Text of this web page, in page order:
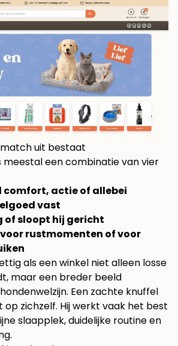
uit bestaat
meestal een combinatie van vier
comfort, actie of allebei
vast
of sloopt hij gericht
rustmomenten of voor
als een winkel niet alleen losse
maar een breder beeld
Een zachte knuffel
zichzelf. Hij werkt vaak het best
slaapplek, duidelijke routine en